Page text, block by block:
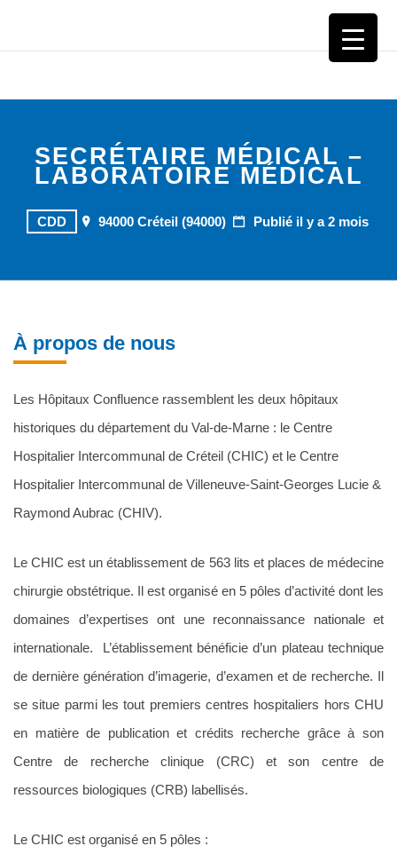
SECRÉTAIRE MÉDICAL –
LABORATOIRE MÉDICAL
CDD 94000 Créteil (94000) Publié il y a 2 mois
À propos de nous
Les Hôpitaux Confluence rassemblent les deux hôpitaux
historiques du département du Val-de-Marne : le Centre
Hospitalier Intercommunal de Créteil (CHIC) et le Centre
Hospitalier Intercommunal de Villeneuve-Saint-Georges Lucie &
Raymond Aubrac (CHIV).
Le CHIC est un établissement de 563 lits et places de médecine
chirurgie obstétrique. Il est organisé en 5 pôles d’activité dont les
domaines d’expertises ont une reconnaissance nationale et
internationale. L’établissement bénéficie d’un plateau technique
de dernière génération d’imagerie, d’examen et de recherche. Il
se situe parmi les tout premiers centres hospitaliers hors CHU
en matière de publication et crédits recherche grâce à son
Centre de recherche clinique (CRC) et son centre de
ressources biologiques (CRB) labellisés.
Le CHIC est organisé en 5 pôles :